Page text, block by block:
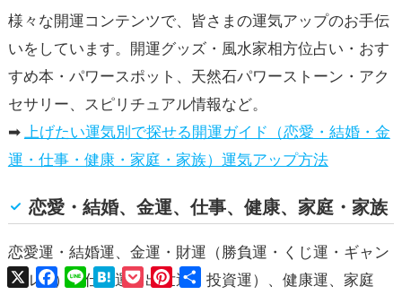
様々な開運コンテンツで、皆さまの運気アップのお手伝
いをしています。開運グッズ・風水家相方位占い・おす
すめ本・パワースポット、天然石パワーストーン・アク
セサリー、スピリチュアル情報など。
➡ 上げたい運気別で探せる開運ガイド（恋愛・結婚・金
運・仕事・健康・家庭・家族）運気アップ方法
恋愛・結婚、金運、仕事、健康、家庭・家族
恋愛運・結婚運、金運・財運（勝負運・くじ運・ギャン
ブル運）、仕事運（出世運・投資運）、健康運、家庭
X Facebook
Line HatenaPocketPinterest
共
有